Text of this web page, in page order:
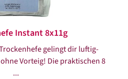
Instant 8x11g
gelingt dir luftig-
Vorteig! Die praktischen 8
...